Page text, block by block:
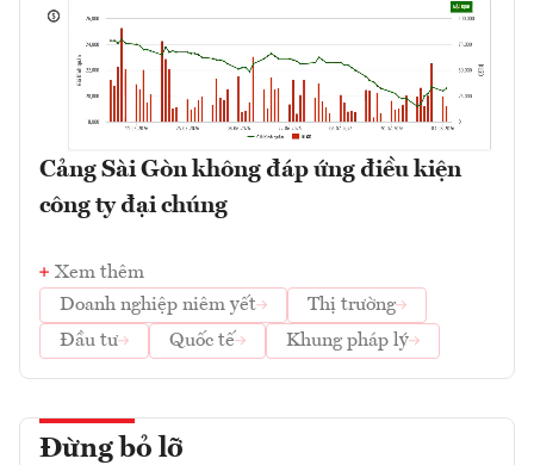
Cảng Sài Gòn không đáp ứng điều kiện
công ty đại chúng
Xem thêm
Doanh nghiệp niêm yết
Thị trường
Đầu tư
Quốc tế Khung pháp lý
Đừng bỏ lỡ